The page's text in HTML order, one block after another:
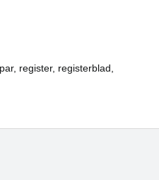
register, registerblad,